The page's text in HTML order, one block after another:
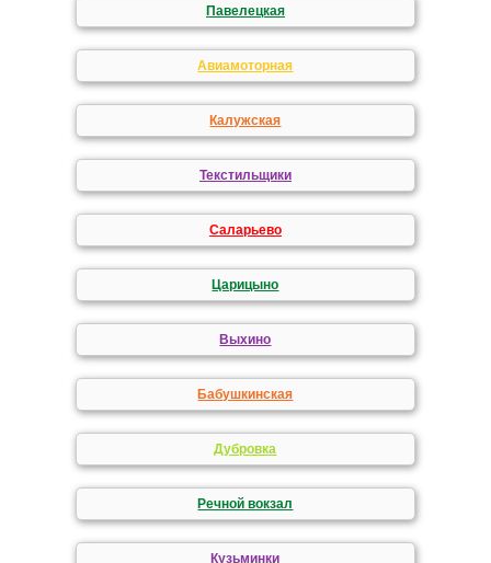
Павелецкая
Авиамоторная
Калужская
Текстильщики
Саларьево
Царицыно
Выхино
Бабушкинская
Дубровка
Речной вокзал
Кузьминки